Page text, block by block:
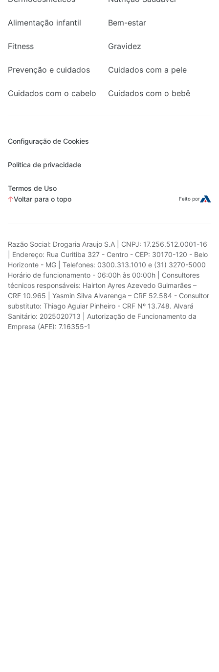
Alimentação infantil Bem-estar
Fitness Gravidez
Prevenção e cuidados Cuidados com a pele
Cuidados com o cabelo Cuidados com o bebê
Configuração de Cookies
Política de privacidade
Termos de Uso
Voltar para o topo
Feito por
Razão Social: Drogaria Araujo S.A | CNPJ: 17.256.512.0001-16
| Endereço: Rua Curitiba 327 - Centro - CEP: 30170-120 - Belo
Horizonte - MG | Telefones: 0300.313.1010 e (31) 3270-5000
Horário de funcionamento - 06:00h às 00:00h | Consultores
técnicos responsáveis: Hairton Ayres Azevedo Guimarães –
CRF 10.965 | Yasmin Silva Alvarenga – CRF 52.584 - Consultor
substituto: Thiago Aguiar Pinheiro - CRF Nº 13.748. Alvará
Sanitário: 2025020713 | Autorização de Funcionamento da
Empresa (AFE): 7.16355-1